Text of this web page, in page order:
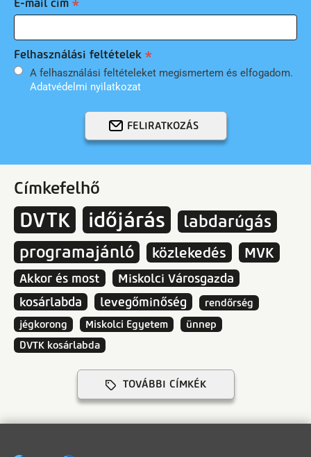
E-mail cím
Felhasználási feltételek
A felhasználási feltételeket megismertem és elfogadom.
Adatvédelmi nyilatkozat
FELIRATKOZÁS
Címkefelhő
DVTK időjárás
labdarúgás
programajánló
közlekedés MVK
Akkor és most
Miskolci Városgazda
kosárlabda
levegőminőség
rendőrség
jégkorong
Miskolci Egyetem
ünnep
DVTK kosárlabda
TOVÁBBI CÍMKÉK